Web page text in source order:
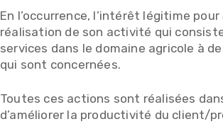
En l’occurrence, l’intérêt légitime pour
réalisation de son activité qui
services dans le domaine agricole à
qui sont concernées.
Toutes ces actions sont réalisées
d’améliorer la productivité du client/